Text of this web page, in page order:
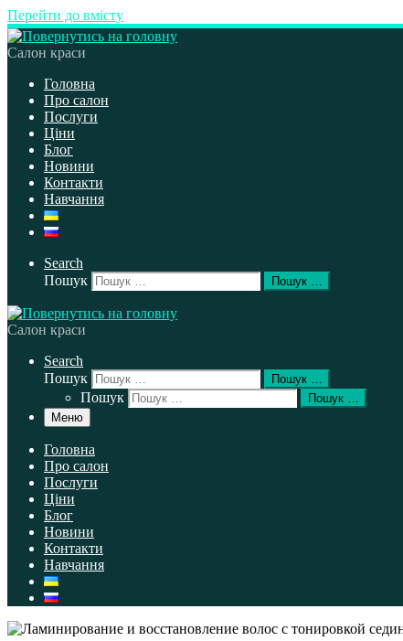
Перейти до вмісту
Салон краси
Головна
Про салон
Послуги
Ціни
Блог
Новини
Контакти
Навчання
Search
Пошук
Пошук …
Салон краси
Search
Пошук
Пошук …
Пошук
Пошук …
Меню
Головна
Про салон
Послуги
Ціни
Блог
Новини
Контакти
Навчання